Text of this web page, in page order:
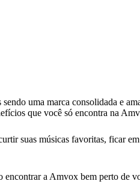
sendo uma marca consolidada e
que você só encontra na
suas músicas favoritas, ficar
a Amvox bem perto de